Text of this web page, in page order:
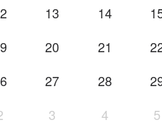
13 14
20 21
27 28
3 4 5